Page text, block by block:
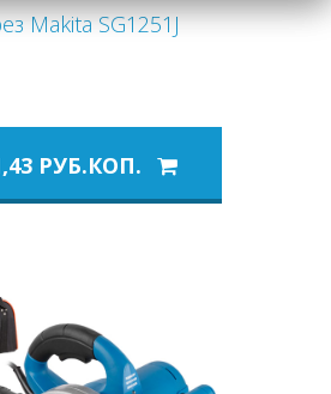
Makita SG1251J
РУБ.КОП.